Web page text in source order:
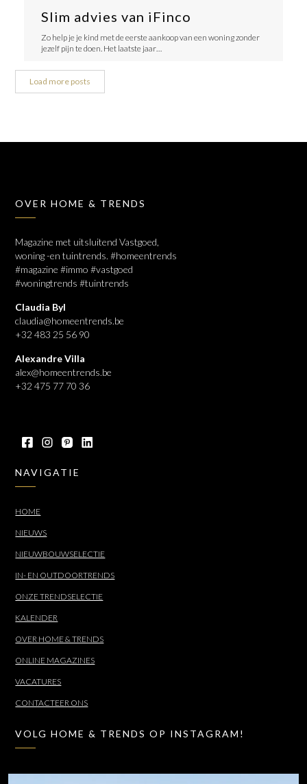
Slim advies van iFinco
Zo help je je kind met de eerste aankoop van een woning zonder
jezelf pijn te doen. Het laatste jaar…
Load more posts
OVER HOME & TRENDS
Magazine met uitsluitend Vastgoed,
woning -en tuintrends. #homeentrends
#magazine #immo #vastgoed
#woningtrends #tuintrends
Claudia Byl
claudia@homeentrends.be
+32 483 25 56 90
Alexandre Villa
alex@homeentrends.be
+32 475 77 70 36
NAVIGATIE
HOME
NIEUWS
NIEUWBOUWSELECTIE
IN- EN OUTDOORTRENDS
ONZE TRENDSELECTIE
KALENDER
OVER HOME & TRENDS
ONLINE MAGAZINES
VACATURES
CONTACTEER ONS
VOLG HOME & TRENDS OP INSTAGRAM!